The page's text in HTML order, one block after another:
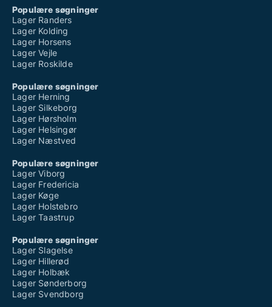
Populære søgninger
Lager Randers
Lager Kolding
Lager Horsens
Lager Vejle
Lager Roskilde
Populære søgninger
Lager Herning
Lager Silkeborg
Lager Hørsholm
Lager Helsingør
Lager Næstved
Populære søgninger
Lager Viborg
Lager Fredericia
Lager Køge
Lager Holstebro
Lager Taastrup
Populære søgninger
Lager Slagelse
Lager Hillerød
Lager Holbæk
Lager Sønderborg
Lager Svendborg